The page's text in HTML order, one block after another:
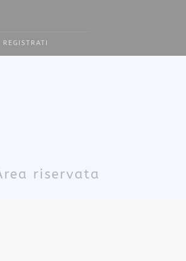
REGISTRATI
riservata